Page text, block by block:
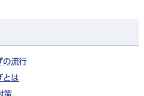
の流行
とは
策